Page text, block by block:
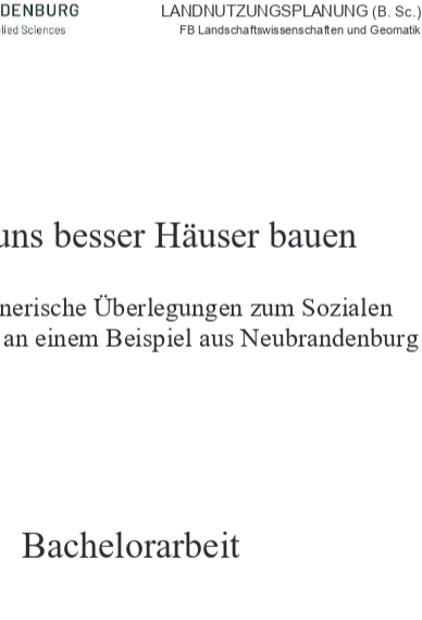
besser Häuser bauen
Überlegungen zum Sozialen
einem Beispiel aus Neubrandenburg
Bachelorarbeit
LANDNUTZUNGSPLANUNG (B. Sc.)
FB Landschaftswissenschaften und Geomatik